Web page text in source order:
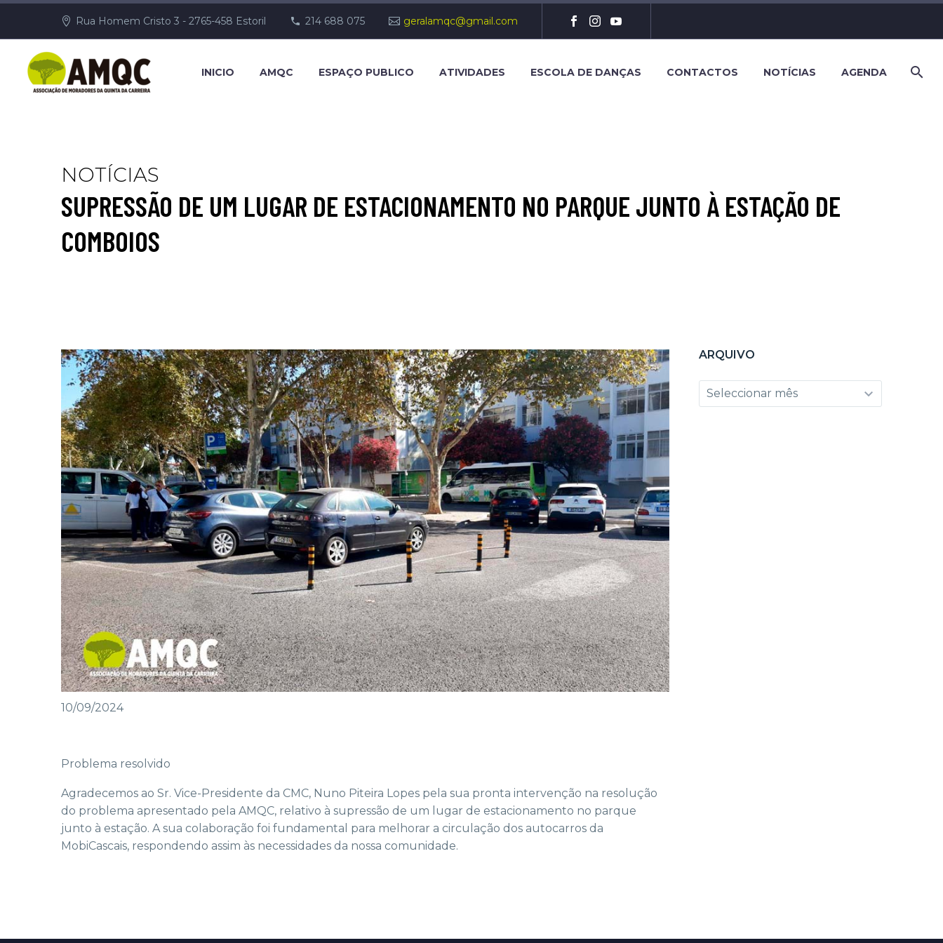
Rua Homem Cristo 3 - 2765-458 Estoril 214 688 075 geralamqc@gmail.com
INICIO AMQC ESPAÇO PUBLICO ATIVIDADES ESCOLA DE DANÇAS CONTACTOS NOTÍCIAS AGENDA
NOTÍCIAS
SUPRESSÃO DE UM LUGAR DE ESTACIONAMENTO NO PARQUE JUNTO À ESTAÇÃO DE
COMBOIOS
10/09/2024
Problema resolvido
Agradecemos ao Sr. Vice-Presidente da CMC, Nuno Piteira Lopes pela sua pronta intervenção na resolução
do problema apresentado pela AMQC, relativo à supressão de um lugar de estacionamento no parque
junto à estação. A sua colaboração foi fundamental para melhorar a circulação dos autocarros da
MobiCascais, respondendo assim às necessidades da nossa comunidade.
ARQUIVO
Arquivo
Seleccionar mês